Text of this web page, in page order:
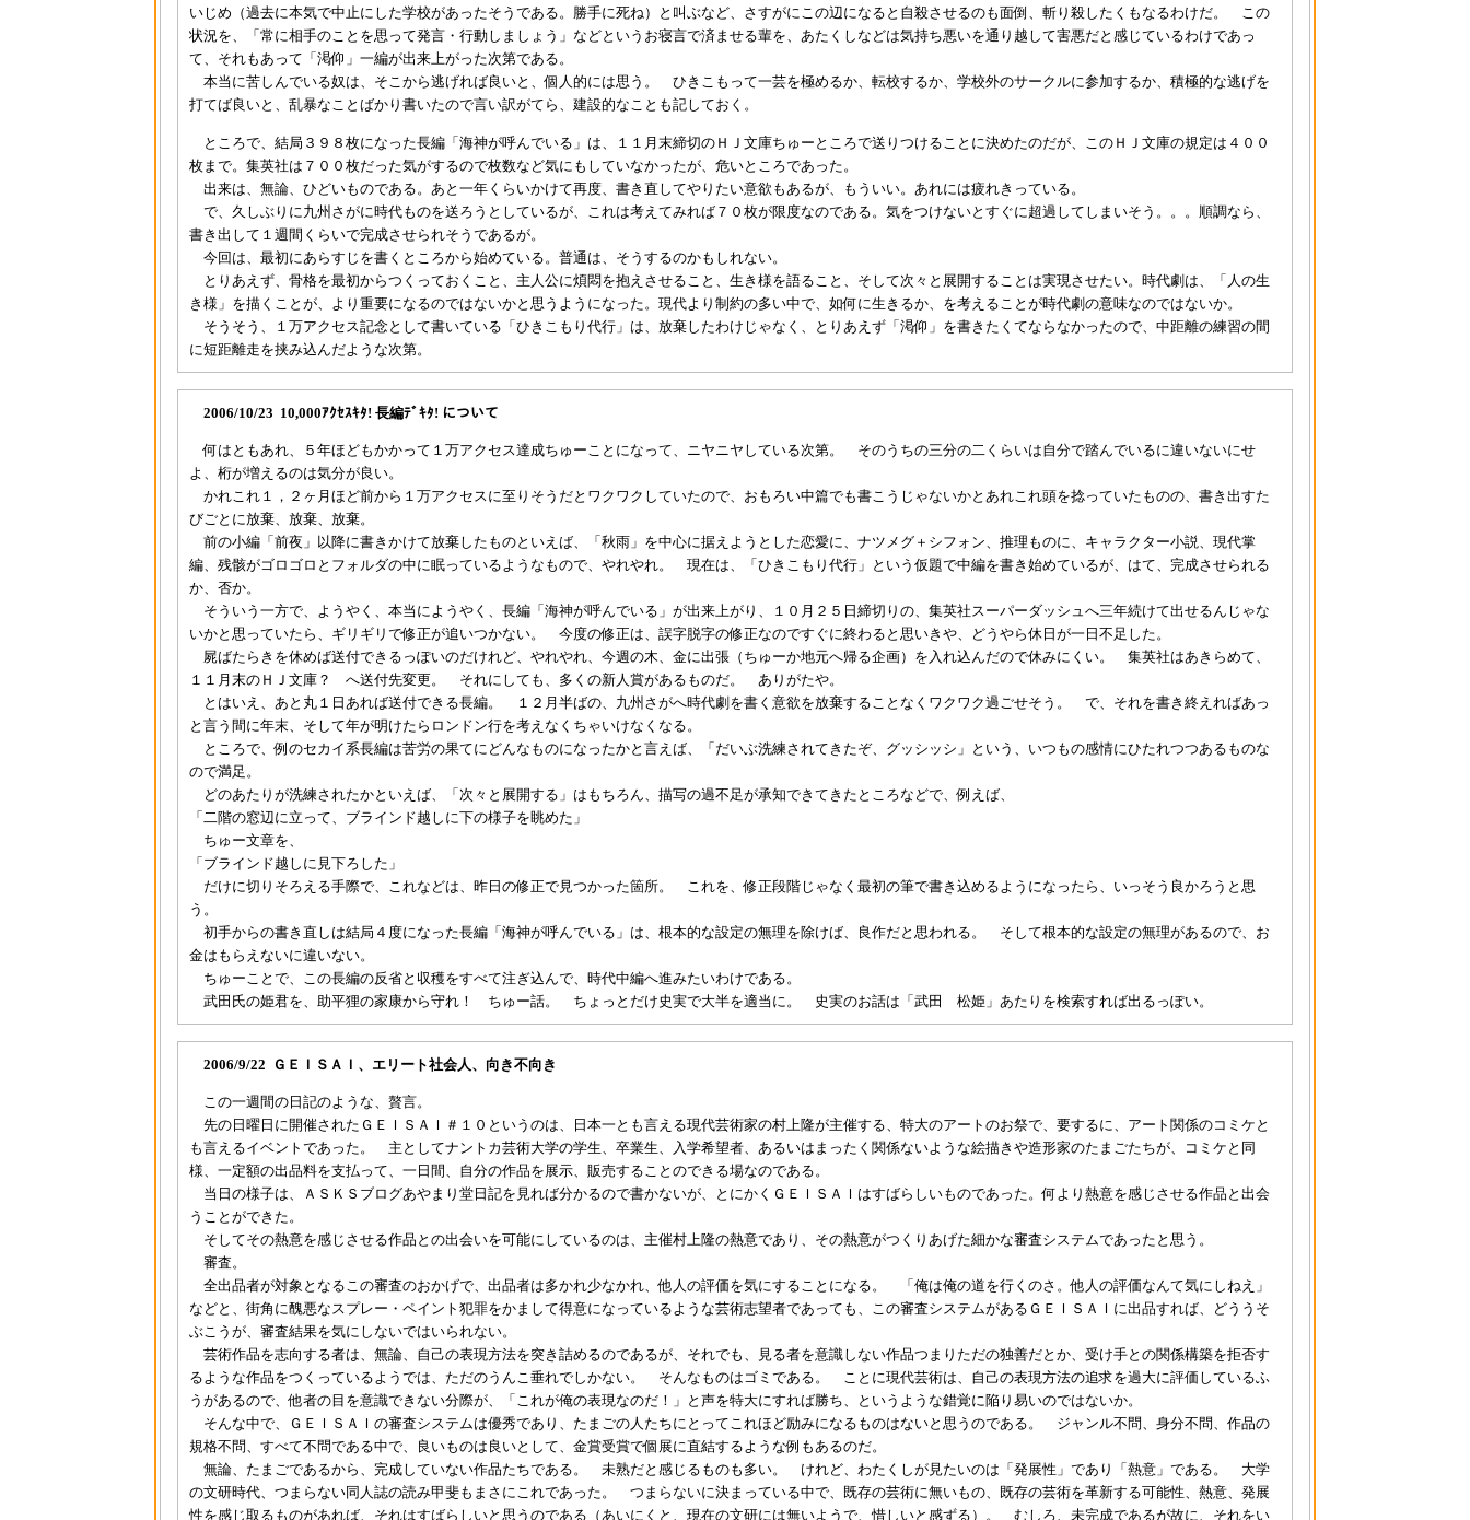
いじめ（過去に本気で中止にした学校があったそうである。勝手に死ね）と叫ぶなど、さすがにこの辺になると自殺させるのも面倒、斬り殺したくもなるわけだ。 この
状況を、「常に相手のことを思って発言・行動しましょう」などというお寝言で済ませる輩を、あたくしなどは気持ち悪いを通り越して害悪だと感じているわけであっ
て、それもあって「渇仰」一編が出来上がった次第である。
本当に苦しんでいる奴は、そこから逃げれば良いと、個人的には思う。 ひきこもって一芸を極めるか、転校するか、学校外のサークルに参加するか、積極的な逃げを
打てば良いと、乱暴なことばかり書いたので言い訳がてら、建設的なことも記しておく。
ところで、結局３９８枚になった長編「海神が呼んでいる」は、１１月末締切のＨＪ文庫ちゅーところで送りつけることに決めたのだが、このＨＪ文庫の規定は４００
枚まで。集英社は７００枚だった気がするので枚数など気にもしていなかったが、危いところであった。
出来は、無論、ひどいものである。あと一年くらいかけて再度、書き直してやりたい意欲もあるが、もういい。あれには疲れきっている。
で、久しぶりに九州さがに時代ものを送ろうとしているが、これは考えてみれば７０枚が限度なのである。気をつけないとすぐに超過してしまいそう。。。順調なら、
書き出して１週間くらいで完成させられそうであるが。
今回は、最初にあらすじを書くところから始めている。普通は、そうするのかもしれない。
とりあえず、骨格を最初からつくっておくこと、主人公に煩悶を抱えさせること、生き様を語ること、そして次々と展開することは実現させたい。時代劇は、「人の生
き様」を描くことが、より重要になるのではないかと思うようになった。現代より制約の多い中で、如何に生きるか、を考えることが時代劇の意味なのではないか。
そうそう、１万アクセス記念として書いている「ひきこもり代行」は、放棄したわけじゃなく、とりあえず「渇仰」を書きたくてならなかったので、中距離の練習の間
に短距離走を挟み込んだような次第。
2006/10/23 10,000ｱｸｾｽｷﾀ! 長編ﾃﾞｷﾀ! について
何はともあれ、５年ほどもかかって１万アクセス達成ちゅーことになって、ニヤニヤしている次第。 そのうちの三分の二くらいは自分で踏んでいるに違いないにせ
よ、桁が増えるのは気分が良い。
かれこれ１，２ヶ月ほど前から１万アクセスに至りそうだとワクワクしていたので、おもろい中篇でも書こうじゃないかとあれこれ頭を捻っていたものの、書き出すた
びごとに放棄、放棄、放棄。
前の小編「前夜」以降に書きかけて放棄したものといえば、「秋雨」を中心に据えようとした恋愛に、ナツメグ＋シフォン、推理ものに、キャラクター小説、現代掌
編、残骸がゴロゴロとフォルダの中に眠っているようなもので、やれやれ。 現在は、「ひきこもり代行」という仮題で中編を書き始めているが、はて、完成させられる
か、否か。
そういう一方で、ようやく、本当にようやく、長編「海神が呼んでいる」が出来上がり、１０月２５日締切りの、集英社スーパーダッシュへ三年続けて出せるんじゃな
いかと思っていたら、ギリギリで修正が追いつかない。 今度の修正は、誤字脱字の修正なのですぐに終わると思いきや、どうやら休日が一日不足した。
屍ばたらきを休めば送付できるっぽいのだけれど、やれやれ、今週の木、金に出張（ちゅーか地元へ帰る企画）を入れ込んだので休みにくい。 集英社はあきらめて、
１１月末のＨＪ文庫？ へ送付先変更。 それにしても、多くの新人賞があるものだ。 ありがたや。
とはいえ、あと丸１日あれば送付できる長編。 １２月半ばの、九州さがへ時代劇を書く意欲を放棄することなくワクワク過ごせそう。 で、それを書き終えればあっ
と言う間に年末、そして年が明けたらロンドン行を考えなくちゃいけなくなる。
ところで、例のセカイ系長編は苦労の果てにどんなものになったかと言えば、「だいぶ洗練されてきたぞ、グッシッシ」という、いつもの感情にひたれつつあるものな
ので満足。
どのあたりが洗練されたかといえば、「次々と展開する」はもちろん、描写の過不足が承知できてきたところなどで、例えば、
「二階の窓辺に立って、ブラインド越しに下の様子を眺めた」
ちゅー文章を、
「ブラインド越しに見下ろした」
だけに切りそろえる手際で、これなどは、昨日の修正で見つかった箇所。 これを、修正段階じゃなく最初の筆で書き込めるようになったら、いっそう良かろうと思
う。
初手からの書き直しは結局４度になった長編「海神が呼んでいる」は、根本的な設定の無理を除けば、良作だと思われる。 そして根本的な設定の無理があるので、お
金はもらえないに違いない。
ちゅーことで、この長編の反省と収穫をすべて注ぎ込んで、時代中編へ進みたいわけである。
武田氏の姫君を、助平狸の家康から守れ！ ちゅー話。 ちょっとだけ史実で大半を適当に。 史実のお話は「武田 松姫」あたりを検索すれば出るっぽい。
2006/9/22 ＧＥＩＳＡＩ、エリート社会人、向き不向き
この一週間の日記のような、贅言。
先の日曜日に開催されたＧＥＩＳＡＩ＃１０というのは、日本一とも言える現代芸術家の村上隆が主催する、特大のアートのお祭で、要するに、アート関係のコミケと
も言えるイベントであった。 主としてナントカ芸術大学の学生、卒業生、入学希望者、あるいはまったく関係ないような絵描きや造形家のたまごたちが、コミケと同
様、一定額の出品料を支払って、一日間、自分の作品を展示、販売することのできる場なのである。
当日の様子は、ＡＳＫＳブログあやまり堂日記を見れば分かるので書かないが、とにかくＧＥＩＳＡＩはすばらしいものであった。何より熱意を感じさせる作品と出会
うことができた。
そしてその熱意を感じさせる作品との出会いを可能にしているのは、主催村上隆の熱意であり、その熱意がつくりあげた細かな審査システムであったと思う。
審査。
全出品者が対象となるこの審査のおかげで、出品者は多かれ少なかれ、他人の評価を気にすることになる。 「俺は俺の道を行くのさ。他人の評価なんて気にしねえ」
などと、街角に醜悪なスプレー・ペイント犯罪をかまして得意になっているような芸術志望者であっても、この審査システムがあるＧＥＩＳＡＩに出品すれば、どううそ
ぶこうが、審査結果を気にしないではいられない。
芸術作品を志向する者は、無論、自己の表現方法を突き詰めるのであるが、それでも、見る者を意識しない作品つまりただの独善だとか、受け手との関係構築を拒否す
るような作品をつくっているようでは、ただのうんこ垂れでしかない。 そんなものはゴミである。 ことに現代芸術は、自己の表現方法の追求を過大に評価しているふ
うがあるので、他者の目を意識できない分際が、「これが俺の表現なのだ！」と声を特大にすれば勝ち、というような錯覚に陥り易いのではないか。
そんな中で、ＧＥＩＳＡＩの審査システムは優秀であり、たまごの人たちにとってこれほど励みになるものはないと思うのである。 ジャンル不問、身分不問、作品の
規格不問、すべて不問である中で、良いものは良いとして、金賞受賞で個展に直結するような例もあるのだ。
無論、たまごであるから、完成していない作品たちである。 未熟だと感じるものも多い。 けれど、わたくしが見たいのは「発展性」であり「熱意」である。 大学
の文研時代、つまらない同人誌の読み甲斐もまさにこれであった。 つまらないに決まっている中で、既存の芸術に無いもの、既存の芸術を革新する可能性、熱意、発展
性を感じ取るものがあれば、それはすばらしいと思うのである（あいにくと、現在の文研には無いようで、惜しいと感ずる）。 むしろ、未完成であるが故に、それをい